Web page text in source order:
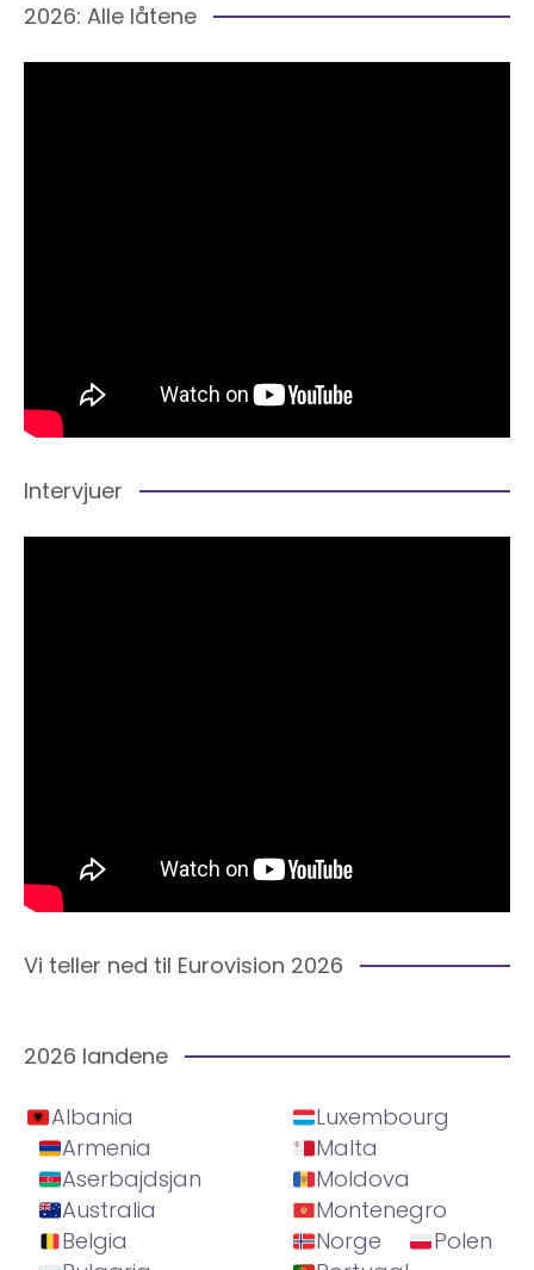
2026: Alle låtene
Intervjuer
Vi teller ned til Eurovision 2026
2026 landene
Albania
Armenia
Aserbajdsjan
Australia
Belgia
Luxembourg
Malta
Moldova
Montenegro
Norge
Polen